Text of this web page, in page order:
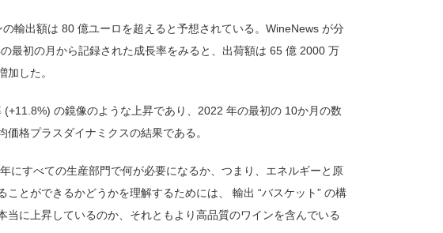
輸出額は 80 億ユーロを超えると予想されている。WineNews が分
最初の月から記録された成長率をみると、出荷額は 65 億 2000 万
した。
の鏡像のような上昇であり、2022 年の最初の 10か月の数
格プラスダイナミクスの結果である。
にすべての生産部門で何が必要になるか、つまり、エネルギーと原
とができるかどうかを理解するためには、 輸出 “バスケット” の構
に上昇しているのか、それともより高品質のワインを含んでいる